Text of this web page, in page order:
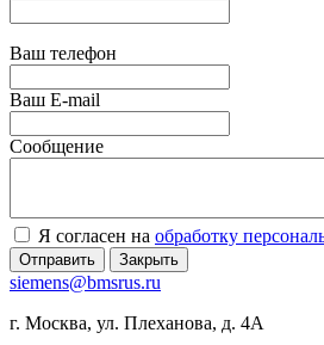
Ваш телефон
Ваш E-mail
Сообщение
Я согласен на обработку
Отправить Закрыть
siemens@bmsrus.ru
г. Москва, ул. Плеханова, д. 4А